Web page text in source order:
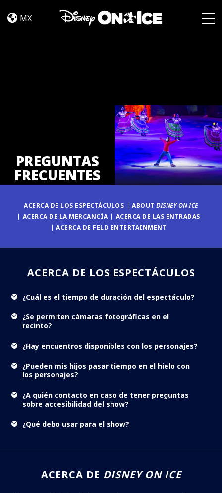
FRECUENTES
MX
PREGUNTAS
FRECUENTES
ACERCA DE LOS ESPECTÁCULOS ABOUTDISNEY ON ICE
ACERCA DE LA MERCANCÍA
ACERCA DE LAS ENTRADAS
ACERCA DE FELD ENTERTAINMENT
ACERCA DE LOS ESPECTÁCULOS
¿Cuál es el tiempo de duración del espectáculo?
¿Se permiten cámaras fotográficas en el
recinto?
¿Hay encuentros disponibles con los personajes?
¿Pueden mis hijos pasar tiempo en el hielo con
los personajes?
¿A quién contacto en caso de tener preguntas
sobre accesibilidad del show?
¿Qué debo usar para el show?
ACERCA DE DISNEY ON ICE